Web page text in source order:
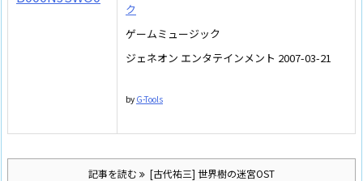
ク
ゲームミュージック
ジェネオン エンタテインメント 2007-03-21
by G-Tools
記事を読む [古代祐三] 世界樹の迷宮OST